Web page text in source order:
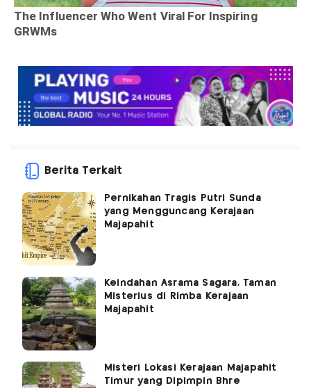
Berita Terkait
Pernikahan Tragis Putri Sunda
yang Mengguncang Kerajaan
Majapahit
Keindahan Asrama Sagara, Taman
Misterius di Rimba Kerajaan
Majapahit
Misteri Lokasi Kerajaan Majapahit
Timur yang Dipimpin Bhre